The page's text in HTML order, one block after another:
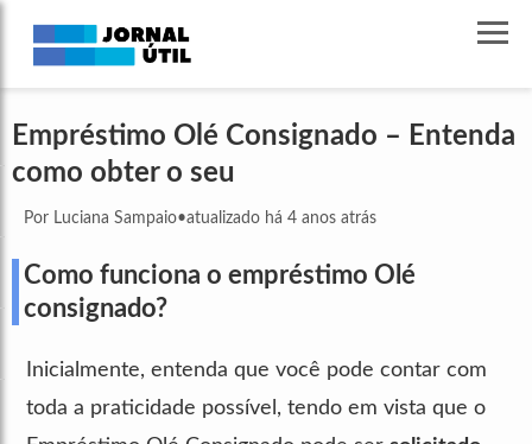
Empréstimo Olé Consignado – Entenda
como obter o seu
Por Luciana Sampaio•atualizado há 4 anos atrás
Como funciona o empréstimo Olé
consignado?
Inicialmente, entenda que você pode contar com
toda a praticidade possível, tendo em vista que o